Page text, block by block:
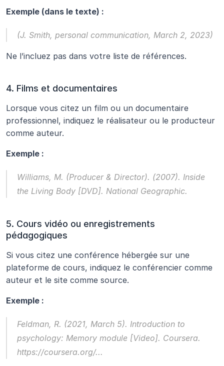
Exemple (dans le texte) :
(J. Smith, personal communication, March 2, 2023)
Ne l’incluez pas dans votre liste de références.
4. Films et documentaires
Lorsque vous citez un film ou un documentaire
professionnel, indiquez le réalisateur ou le producteur
comme auteur.
Exemple :
Williams, M. (Producer & Director). (2007). Inside
the Living Body [DVD]. National Geographic.
5. Cours vidéo ou enregistrements
pédagogiques
Si vous citez une conférence hébergée sur une
plateforme de cours, indiquez le conférencier comme
auteur et le site comme source.
Exemple :
Feldman, R. (2021, March 5). Introduction to
psychology: Memory module [Video]. Coursera.
https://coursera.org/...